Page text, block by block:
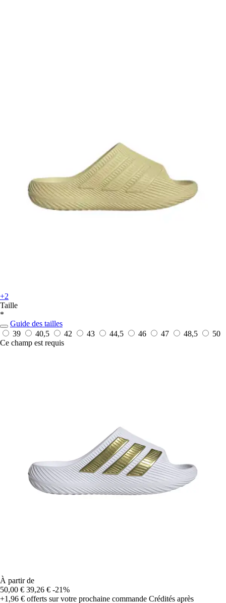
+2
Taille
*
Guide des tailles
39
40,5 42 43 44,5 46 47 48,5
50
Ce champ est requis
À partir de
50,00 € 39,26 € -21%
+1,96 € offerts sur votre prochaine commande Crédités après